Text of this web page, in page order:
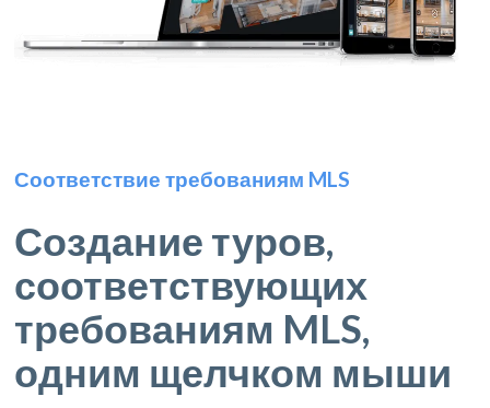
Соответствие требованиям MLS
Создание туров,
соответствующих
требованиям MLS,
одним щелчком мыши